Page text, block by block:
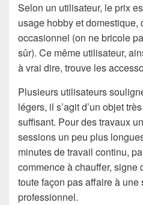
Selon un utilisateur, le prix
usage hobby et domestique,
occasionnel (on ne bricole
sûr). Ce même utilisateur,
à vrai dire, trouve les
Plusieurs utilisateurs
légers, il s’agit d’un objet
suffisant. Pour des travaux
sessions un peu plus
minutes de travail continu,
commence à chauffer, signe
toute façon pas affaire à
professionnel.